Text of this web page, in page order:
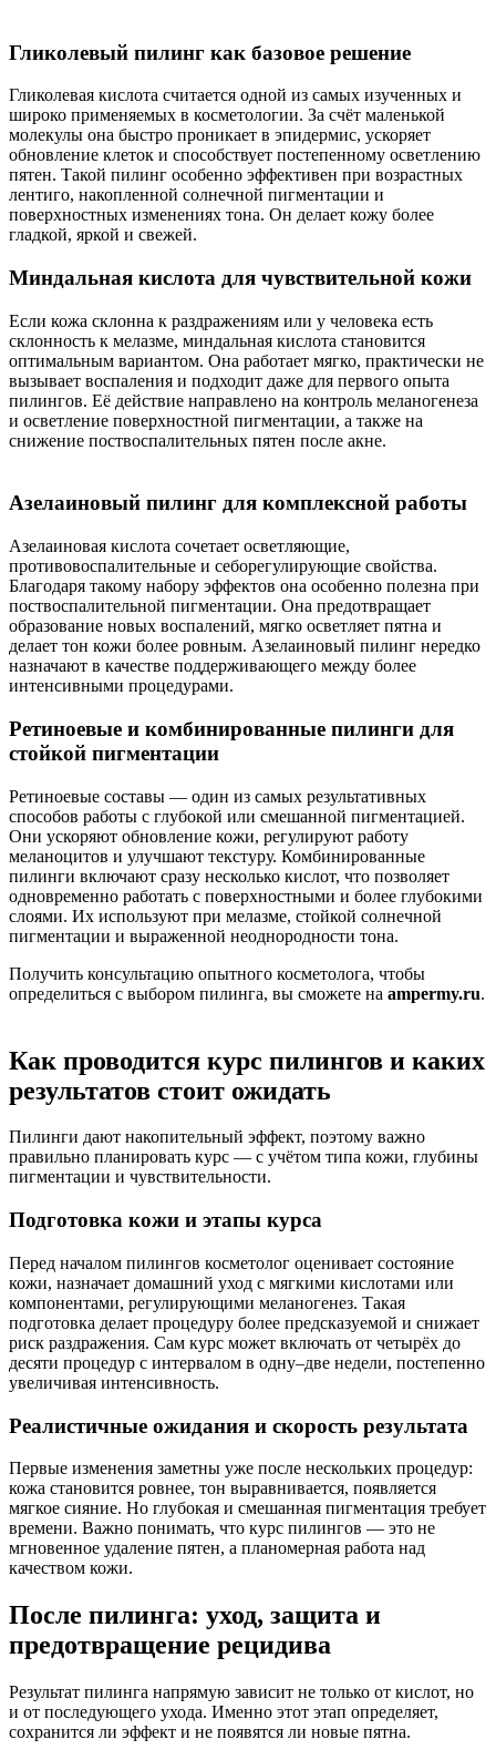
Гликолевый пилинг как базовое решение
Гликолевая кислота считается одной из самых изученных и
широко применяемых в косметологии. За счёт маленькой
молекулы она быстро проникает в эпидермис, ускоряет
обновление клеток и способствует постепенному осветлению
пятен. Такой пилинг особенно эффективен при возрастных
лентиго, накопленной солнечной пигментации и
поверхностных изменениях тона. Он делает кожу более
гладкой, яркой и свежей.
Миндальная кислота для чувствительной кожи
Если кожа склонна к раздражениям или у человека есть
склонность к мелазме, миндальная кислота становится
оптимальным вариантом. Она работает мягко, практически не
вызывает воспаления и подходит даже для первого опыта
пилингов. Её действие направлено на контроль меланогенеза
и осветление поверхностной пигментации, а также на
снижение поствоспалительных пятен после акне.
Азелаиновый пилинг для комплексной работы
Азелаиновая кислота сочетает осветляющие,
противовоспалительные и себорегулирующие свойства.
Благодаря такому набору эффектов она особенно полезна при
поствоспалительной пигментации. Она предотвращает
образование новых воспалений, мягко осветляет пятна и
делает тон кожи более ровным. Азелаиновый пилинг нередко
назначают в качестве поддерживающего между более
интенсивными процедурами.
Ретиноевые и комбинированные пилинги для
стойкой пигментации
Ретиноевые составы — один из самых результативных
способов работы с глубокой или смешанной пигментацией.
Они ускоряют обновление кожи, регулируют работу
меланоцитов и улучшают текстуру. Комбинированные
пилинги включают сразу несколько кислот, что позволяет
одновременно работать с поверхностными и более глубокими
слоями. Их используют при мелазме, стойкой солнечной
пигментации и выраженной неоднородности тона.
Получить консультацию опытного косметолога, чтобы
определиться с выбором пилинга, вы сможете на ampermy.ru.
Как проводится курс пилингов и каких
результатов стоит ожидать
Пилинги дают накопительный эффект, поэтому важно
правильно планировать курс — с учётом типа кожи, глубины
пигментации и чувствительности.
Подготовка кожи и этапы курса
Перед началом пилингов косметолог оценивает состояние
кожи, назначает домашний уход с мягкими кислотами или
компонентами, регулирующими меланогенез. Такая
подготовка делает процедуру более предсказуемой и снижает
риск раздражения. Сам курс может включать от четырёх до
десяти процедур с интервалом в одну–две недели, постепенно
увеличивая интенсивность.
Реалистичные ожидания и скорость результата
Первые изменения заметны уже после нескольких процедур:
кожа становится ровнее, тон выравнивается, появляется
мягкое сияние. Но глубокая и смешанная пигментация требует
времени. Важно понимать, что курс пилингов — это не
мгновенное удаление пятен, а планомерная работа над
качеством кожи.
После пилинга: уход, защита и
предотвращение рецидива
Результат пилинга напрямую зависит не только от кислот, но
и от последующего ухода. Именно этот этап определяет,
сохранится ли эффект и не появятся ли новые пятна.